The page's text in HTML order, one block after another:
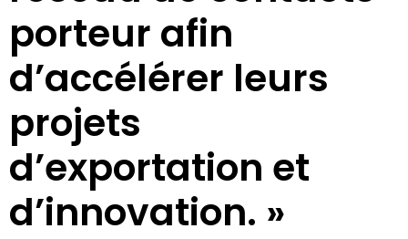
porteur afin
d’accélérer leurs
projets
d’exportation et
d’innovation. »